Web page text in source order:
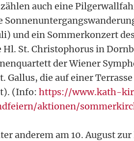
auch eine
und ein Sommerkonzert
Hl. St. Christophorus in
der Wiener
Gallus, die auf einer
(Info: https://www.kath-
aktionen/
anderem am 10. August zur